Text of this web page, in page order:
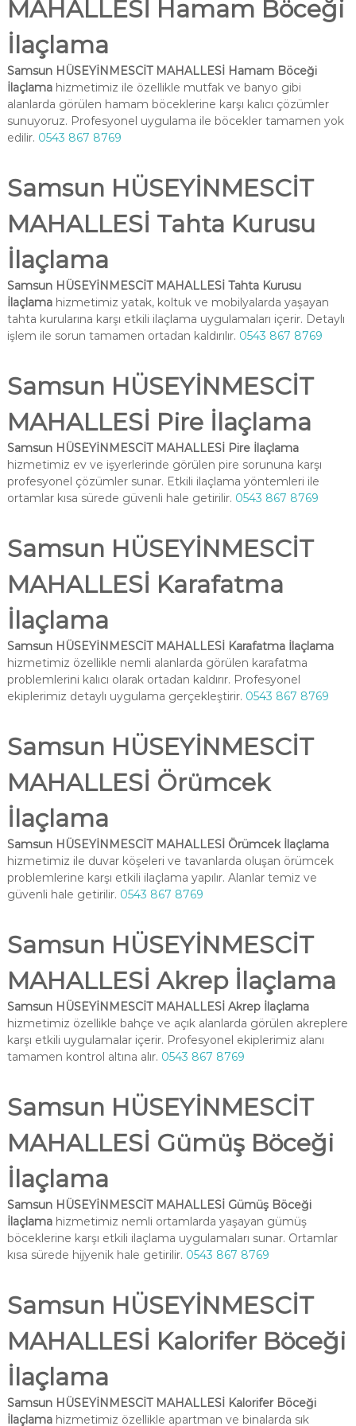
MAHALLESİ Hamam Böceği
İlaçlama
Samsun HÜSEYİNMESCİT MAHALLESİ Hamam Böceği
İlaçlamahizmetimiz ile özellikle mutfak ve banyo gibi
alanlarda görülen hamam böceklerine karşı kalıcı çözümler
sunuyoruz. Profesyonel uygulama ile böcekler tamamen yok
edilir. 0543 867 8769
Samsun HÜSEYİNMESCİT
MAHALLESİ Tahta Kurusu
İlaçlama
Samsun HÜSEYİNMESCİT MAHALLESİ Tahta Kurusu
İlaçlamahizmetimiz yatak, koltuk ve mobilyalarda yaşayan
tahta kurularına karşı etkili ilaçlama uygulamaları içerir. Detaylı
işlem ile sorun tamamen ortadan kaldırılır. 0543 867 8769
Samsun HÜSEYİNMESCİT
MAHALLESİ Pire İlaçlama
Samsun HÜSEYİNMESCİT MAHALLESİ Pire İlaçlama
hizmetimiz ev ve işyerlerinde görülen pire sorununa karşı
profesyonel çözümler sunar. Etkili ilaçlama yöntemleri ile
ortamlar kısa sürede güvenli hale getirilir. 0543 867 8769
Samsun HÜSEYİNMESCİT
MAHALLESİ Karafatma
İlaçlama
Samsun HÜSEYİNMESCİT MAHALLESİ Karafatma İlaçlama
hizmetimiz özellikle nemli alanlarda görülen karafatma
problemlerini kalıcı olarak ortadan kaldırır. Profesyonel
ekiplerimiz detaylı uygulama gerçekleştirir. 0543 867 8769
Samsun HÜSEYİNMESCİT
MAHALLESİ Örümcek
İlaçlama
Samsun HÜSEYİNMESCİT MAHALLESİ Örümcek İlaçlama
hizmetimiz ile duvar köşeleri ve tavanlarda oluşan örümcek
problemlerine karşı etkili ilaçlama yapılır. Alanlar temiz ve
güvenli hale getirilir. 0543 867 8769
Samsun HÜSEYİNMESCİT
MAHALLESİ Akrep İlaçlama
Samsun HÜSEYİNMESCİT MAHALLESİ Akrep İlaçlama
hizmetimiz özellikle bahçe ve açık alanlarda görülen akreplere
karşı etkili uygulamalar içerir. Profesyonel ekiplerimiz alanı
tamamen kontrol altına alır. 0543 867 8769
Samsun HÜSEYİNMESCİT
MAHALLESİ Gümüş Böceği
İlaçlama
Samsun HÜSEYİNMESCİT MAHALLESİ Gümüş Böceği
İlaçlamahizmetimiz nemli ortamlarda yaşayan gümüş
böceklerine karşı etkili ilaçlama uygulamaları sunar. Ortamlar
kısa sürede hijyenik hale getirilir. 0543 867 8769
Samsun HÜSEYİNMESCİT
MAHALLESİ Kalorifer Böceği
İlaçlama
Samsun HÜSEYİNMESCİT MAHALLESİ Kalorifer Böceği
İlaçlamahizmetimiz özellikle apartman ve binalarda sık